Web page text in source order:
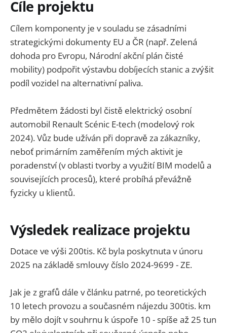
Cíle projektu
Cílem komponenty je v souladu se zásadními
strategickými dokumenty EU a ČR (např. Zelená
dohoda pro Evropu, Národní akční plán čisté
mobility) podpořit výstavbu dobíjecích stanic a zvýšit
podíl vozidel na alternativní paliva.
Předmětem žádosti byl čistě elektrický osobní
automobil Renault Scénic E-tech (modelový rok
2024). Vůz bude užíván při dopravě za zákazníky,
neboť primárním zaměřením mých aktivit je
poradenství (v oblasti tvorby a využití BIM modelů a
souvisejících procesů), které probíhá převážně
fyzicky u klientů.
Výsledek realizace projektu
Dotace ve výši 200tis. Kč byla poskytnuta v únoru
2025 na základě smlouvy číslo 2024-9699 - ZE.
Jak je z grafů dále v článku patrné, po teoretických
10 letech provozu a současném nájezdu 300tis. km
by mělo dojít v souhrnu k úspoře 10 - spíše až 25 tun